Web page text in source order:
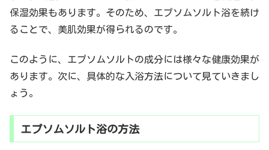
保湿効果もあります。そのため、エプソムソルト浴を続け
ることで、美肌効果が得られるのです。
このように、エプソムソルトの成分には様々な健康効果が
あります。次に、具体的な入浴方法について見ていきまし
ょう。
エプソムソルト浴の方法